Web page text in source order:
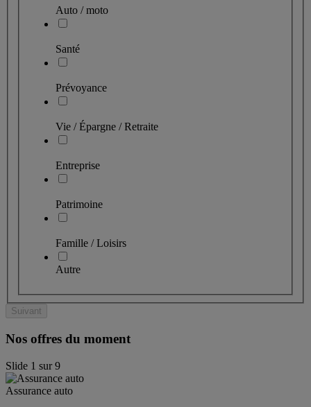
Auto / moto
Santé
Prévoyance
Vie / Épargne / Retraite
Entreprise
Patrimoine
Famille / Loisirs
Autre
Suivant
Nos offres du moment
Slide 1 sur9
Assurance auto